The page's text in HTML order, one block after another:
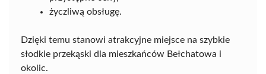
życzliwą obsługę.
Dzięki temu stanowi atrakcyjne miejsce na szybkie
słodkie przekąski dla mieszkańców Bełchatowa i
okolic.